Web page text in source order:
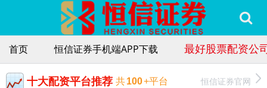
首页 恒信证券手机端APP下载 最好股票配资公
十大配资平台推荐 共100+平台 恒信证券官网